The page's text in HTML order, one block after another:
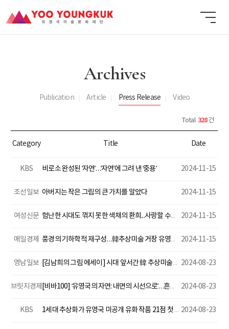
Archives
Publication Article Press Release Video
Total 328건
Category Title Date
KBS 비로소 완성된 ‘자연’…‘자연’에 그려 낸 ‘중용’ 2024-11-15
조선일보 아버지는 작은 그림의 큰 가치를 알았다 2024-11-15
여성신문 험난한 시대도 꺾지 못한 색채의 환희...사랑할 수밖에 없는 유영국의 ‘산’ 2024-11-15
매일경제 풍경의 기하학적 재구성…韓추상미술 거장 유영국 미공개作 대거 나와 2024-11-15
영남일보 [김남희의 그림 에세이] 시대 앞서간 韓 추상미술계 두 거목 유영국·정점식 2024-08-23
브릿지경제 [비바100] ‘유영국의 자연: 내면의 시선으로’…흔들리지도, 한쪽으로 치우치지 않고 올곧게! 2024-08-23
KBS 1세대 추상화가 유영국 미공개 유화 작품 21점 첫 공개 2024-08-23